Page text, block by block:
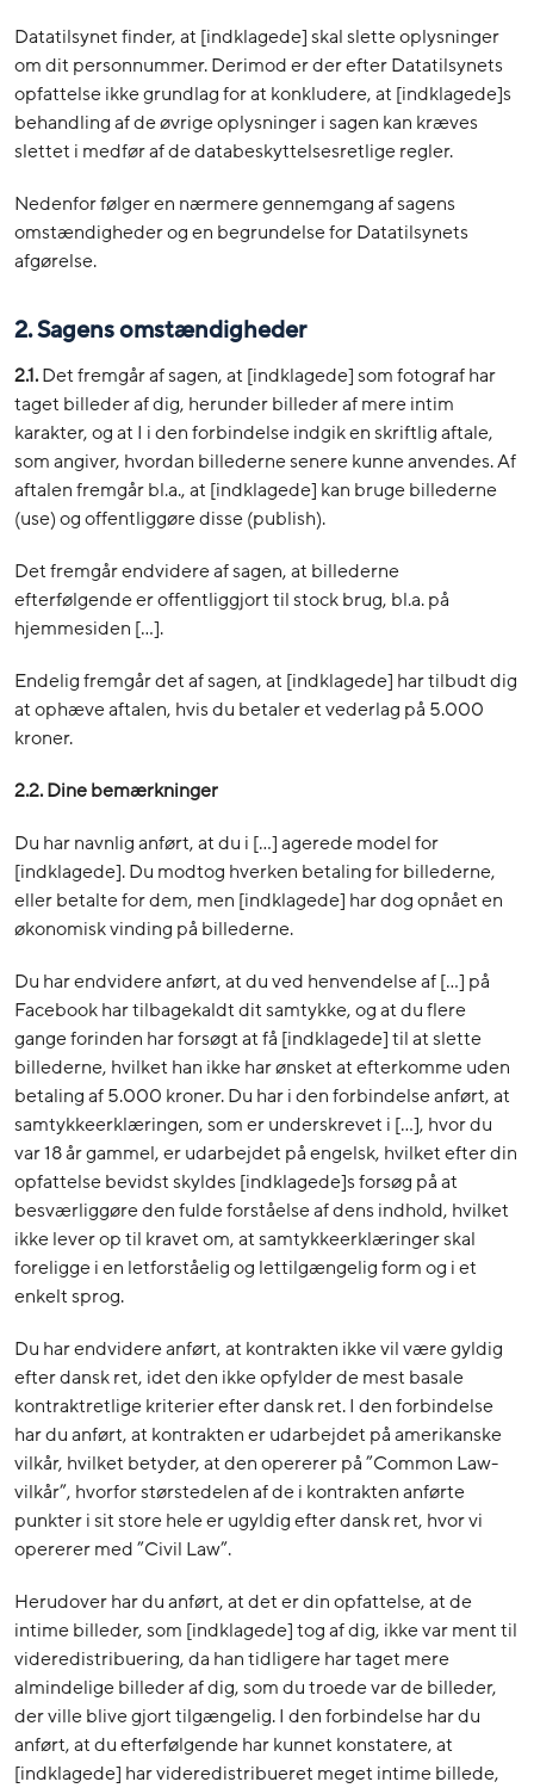
Datatilsynet finder, at [indklagede] skal slette oplysninger
om dit personnummer. Derimod er der efter Datatilsynets
opfattelse ikke grundlag for at konkludere, at [indklagede]s
behandling af de øvrige oplysninger i sagen kan kræves
slettet i medfør af de databeskyttelsesretlige regler.
Nedenfor følger en nærmere gennemgang af sagens
omstændigheder og en begrundelse for Datatilsynets
afgørelse.
2. Sagens omstændigheder
2.1.Det fremgår af sagen, at [indklagede] som fotograf har
taget billeder af dig, herunder billeder af mere intim
karakter, og at I i den forbindelse indgik en skriftlig aftale,
som angiver, hvordan billederne senere kunne anvendes. Af
aftalen fremgår bl.a., at [indklagede] kan bruge billederne
(use) og offentliggøre disse (publish).
Det fremgår endvidere af sagen, at billederne
efterfølgende er offentliggjort til stock brug, bl.a. på
hjemmesiden […].
Endelig fremgår det af sagen, at [indklagede] har tilbudt dig
at ophæve aftalen, hvis du betaler et vederlag på 5.000
kroner.
2.2. Dine bemærkninger
Du har navnlig anført, at du i […] agerede model for
[indklagede]. Du modtog hverken betaling for billederne,
eller betalte for dem, men [indklagede] har dog opnået en
økonomisk vinding på billederne.
Du har endvidere anført, at du ved henvendelse af […] på
Facebook har tilbagekaldt dit samtykke, og at du flere
gange forinden har forsøgt at få [indklagede] til at slette
billederne, hvilket han ikke har ønsket at efterkomme uden
betaling af 5.000 kroner. Du har i den forbindelse anført, at
samtykkeerklæringen, som er underskrevet i […], hvor du
var 18 år gammel, er udarbejdet på engelsk, hvilket efter din
opfattelse bevidst skyldes [indklagede]s forsøg på at
besværliggøre den fulde forståelse af dens indhold, hvilket
ikke lever op til kravet om, at samtykkeerklæringer skal
foreligge i en letforståelig og lettilgængelig form og i et
enkelt sprog.
Du har endvidere anført, at kontrakten ikke vil være gyldig
efter dansk ret, idet den ikke opfylder de mest basale
kontraktretlige kriterier efter dansk ret. I den forbindelse
har du anført, at kontrakten er udarbejdet på amerikanske
vilkår, hvilket betyder, at den opererer på ”Common Law-
vilkår”, hvorfor størstedelen af de i kontrakten anførte
punkter i sit store hele er ugyldig efter dansk ret, hvor vi
opererer med ”Civil Law”.
Herudover har du anført, at det er din opfattelse, at de
intime billeder, som [indklagede] tog af dig, ikke var ment til
videredistribuering, da han tidligere har taget mere
almindelige billeder af dig, som du troede var de billeder,
der ville blive gjort tilgængelig. I den forbindelse har du
anført, at du efterfølgende har kunnet konstatere, at
[indklagede] har videredistribueret meget intime billede,